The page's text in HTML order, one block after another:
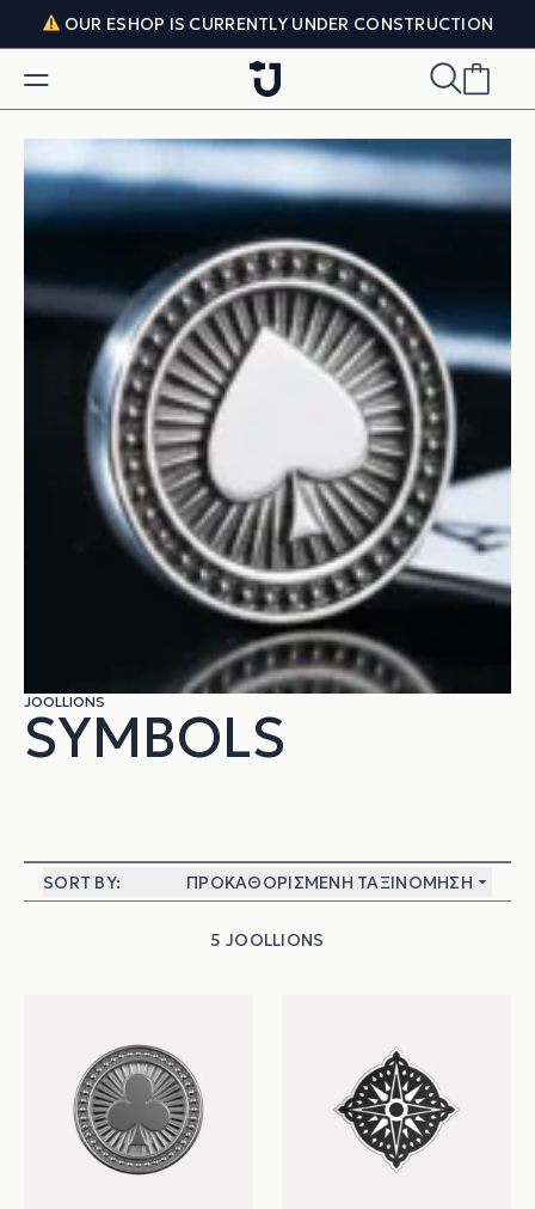
Skip to content
OUR ESHOP IS CURRENTLY UNDER CONSTRUCTION
JOOLLIONS
SYMBOLS
SORT BY: ΠΡΟΚΑΘΟΡΙΣΜΈΝΗ ΤΑΞΙΝΌΜΗΣΗ
5 JOOLLIONS